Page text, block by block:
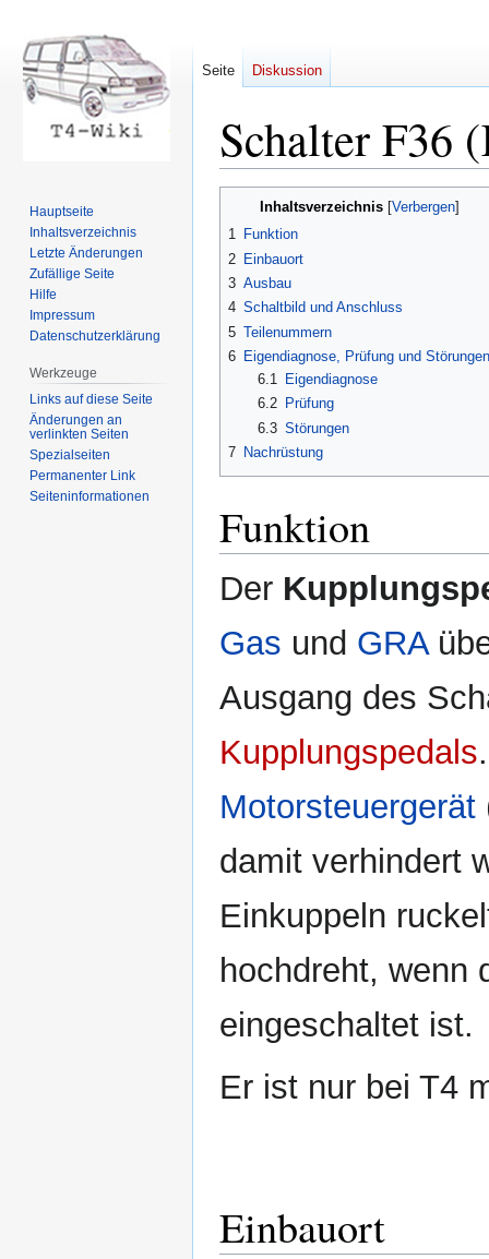
Schalter F36
Inhaltsverzeichnis
1 Funktion
2 Einbauort
3 Ausbau
4 Schaltbild und Anschluss
5 Teilenummern
6 Eigendiagnose, Prüfung und Störungen
6.1
Eigendiagnose
6.2
Prüfung
6.3 Störungen
7 Nachrüstung
Funktion
Der
Gas und GRA
Ausgang des
Kupplungspedals
Motorsteuergerät
damit verhindert
Einkuppeln
hochdreht, wenn
eingeschaltet ist.
Er ist nur bei T4
Einbauort
Seite Diskussion
Hauptseite
Inhaltsverzeichnis
Letzte Änderungen
Zufällige Seite
Hilfe
Impressum
Datenschutzerklärung
Werkzeuge
Links auf diese Seite
Änderungen an
verlinkten Seiten
Spezialseiten
Permanenter Link
Seiten­informationen